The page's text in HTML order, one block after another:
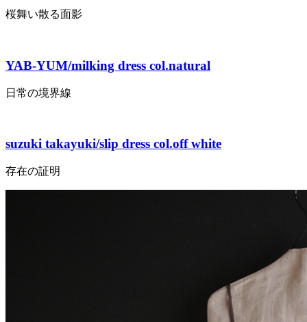
桜舞い散る面影
YAB-YUM/milking dress col.natural
日常の境界線
suzuki takayuki/slip dress col.off white
存在の証明